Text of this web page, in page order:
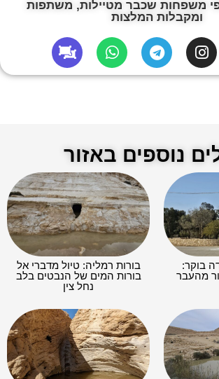
משפחות שכבר מטיילות, משתפות
ומקבלות המלצות
נוספים באזור
בוקר:
מהעבר
בורות רמליה: טיול מדברי אל
בורות המים של הנבטים בלב
נחל צין